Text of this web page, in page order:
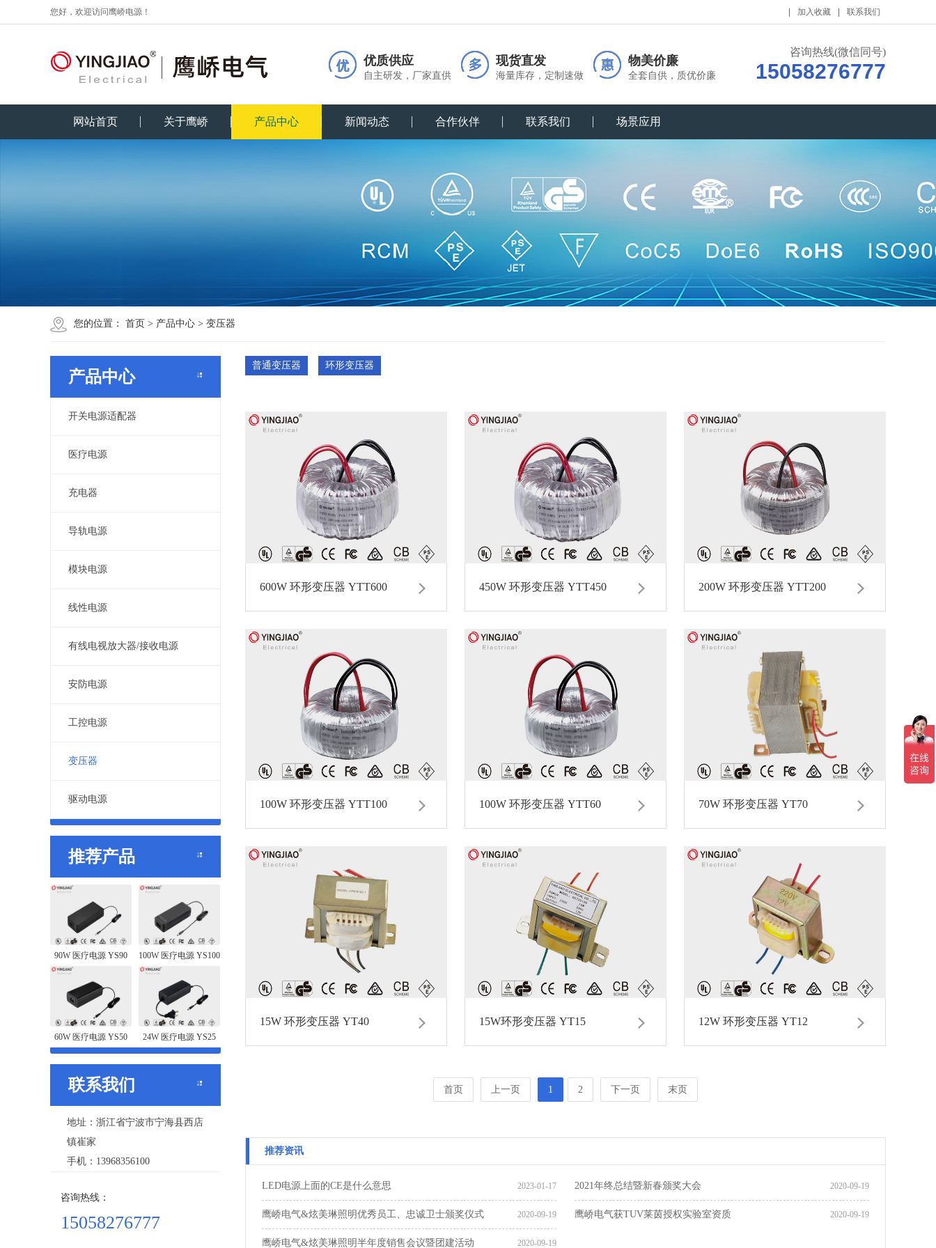
加入收藏 联系我们
您好，欢迎访问鹰峤电源！
优质供应
自主研发，厂家直供
现货直发
海量库存，定制速做
物美价廉
全套自供，质优价廉
咨询热线(微信同号)
15058276777
网站首页 关于鹰峤 产品中心 新闻动态 合作伙伴 联系我们 场景应用
您的位置： 首页 > 产品中心 > 变压器
产品中心
开关电源适配器
医疗电源
充电器
导轨电源
模块电源
线性电源
有线电视放大器/接收电源
安防电源
工控电源
变压器
驱动电源
推荐产品
90W 医疗电源 YS90 100W 医疗电源 YS100
60W 医疗电源 YS50 24W 医疗电源 YS25
联系我们
地址：浙江省宁波市宁海县西店
镇崔家
手机：13968356100
咨询热线：
15058276777
普通变压器 环形变压器
600W 环形变压器 YTT600 450W 环形变压器 YTT450 200W 环形变压器 YTT200
100W 环形变压器 YTT100 100W 环形变压器 YTT60 70W 环形变压器 YT70
15W 环形变压器 YT40 15W环形变压器 YT15 12W 环形变压器 YT12
首页 上一页 1 2 下一页 末页
推荐资讯
2023-01-17
LED电源上面的CE是什么意思 2020-09-19
2021年终总结暨新春颁奖大会
2020-09-19
鹰峤电气&炫美琳照明优秀员工、忠诚卫士颁奖仪式 2020-09-19
鹰峤电气获TUV莱茵授权实验室资质
2020-09-19
鹰峤电气&炫美琳照明半年度销售会议暨团建活动